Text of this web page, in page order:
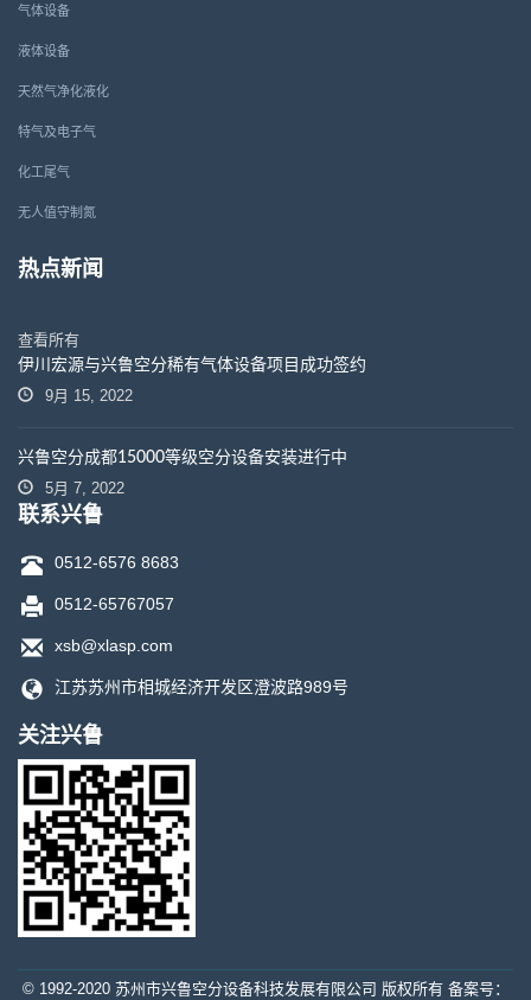
气体设备
液体设备
天然气净化液化
特气及电子气
化工尾气
无人值守制氮
热点新闻
查看所有
伊川宏源与兴鲁空分稀有气体设备项目成功签约
9月 15, 2022
兴鲁空分成都15000等级空分设备安装进行中
5月 7, 2022
联系兴鲁
0512-6576 8683
0512-65767057
xsb@xlasp.com
江苏苏州市相城经济开发区澄波路989号
关注兴鲁
© 1992-2020 苏州市兴鲁空分设备科技发展有限公司 版权所有 备案号：